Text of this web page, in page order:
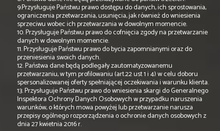
9.Przysługuje Państwu prawo dostępu do danych, ich sprostowania,
ograniczenia przetwarzania, usunięcia, jak również do wniesienia
sprzeciwu wobec ich przetwarzania w dowolnym momencie.
10. Przysługuje Państwu prawo do cofnięcia zgody na przetwarzanie
danych w dowolnym momencie.
11. Przysługuje Państwu prawo do bycia zapomnianymi oraz do
przeniesienia swoich danych.
12. Państwa dane będą podlegały zautomatyzowanemu
przetwarzaniu, w tym profilowaniu (art.22 ust 1 i 4) w celu doboru
spersonalizowanej oferty spełniającej oczekiwania i warunku klienta.
13. Przysługuje Państwu prawo do wniesienia skargi do Generalnego
Inspektora Ochrony Danych Osobowych w przypadku naruszenia
warunków, o których mowa powyżej lub przetwarzanie narusza
przepisy ogólnego rozporządzenia o ochronie danych osobowych z
dnia 27 kwietnia 2016 r.